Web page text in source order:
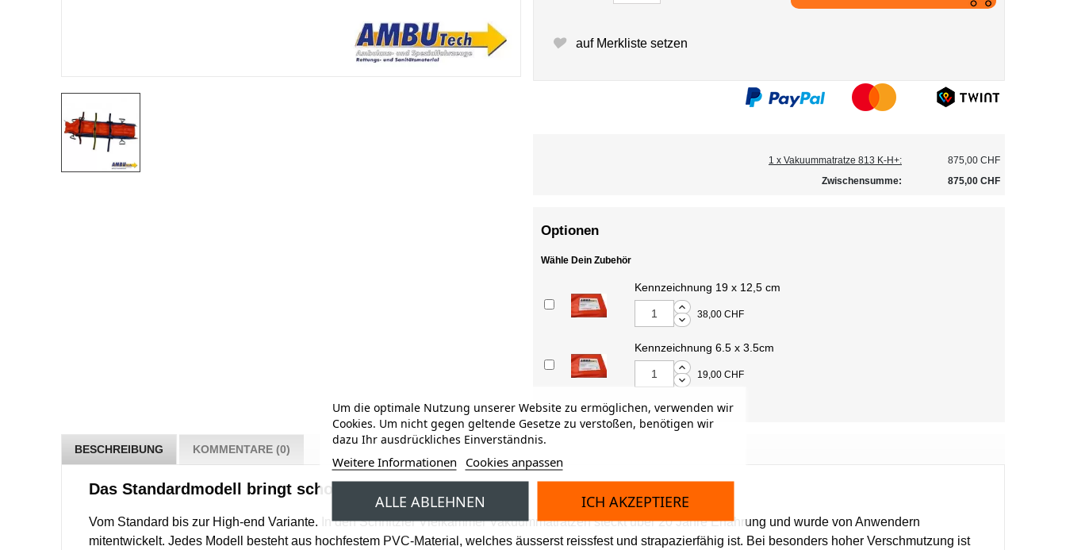
auf Merkliste setzen
1 x Vakuummatratze 813 K-H+:
875,00 CHF
Zwischensumme:
875,00 CHF
Optionen
Wähle Dein Zubehör
Kennzeichnung 19 x 12,5 cm
38,00 CHF
Kennzeichnung 6.5 x 3.5cm
19,00 CHF
BESCHREIBUNG KOMMENTARE (0)
Das Standardmodell bringt schon viel mit
Vom Standard bis zur High-end Variante. In den Schnitzler Vielkammer Vakuummatratzen steckt über 20 Jahre Erfahrung und wurde von Anwendern
mitentwickelt. Jedes Modell besteht aus hochfestem PVC-Material, welches äusserst reissfest und strapazierfähig ist. Bei besonders hoher Verschmutzung ist
Um die optimale Nutzung unserer Website zu ermöglichen, verwenden wir
Cookies. Um nicht gegen geltende Gesetze zu verstoßen, benötigen wir
dazu Ihr ausdrückliches Einverständnis.
Weitere Informationen Cookies anpassen
ALLE ABLEHNEN ICH AKZEPTIERE